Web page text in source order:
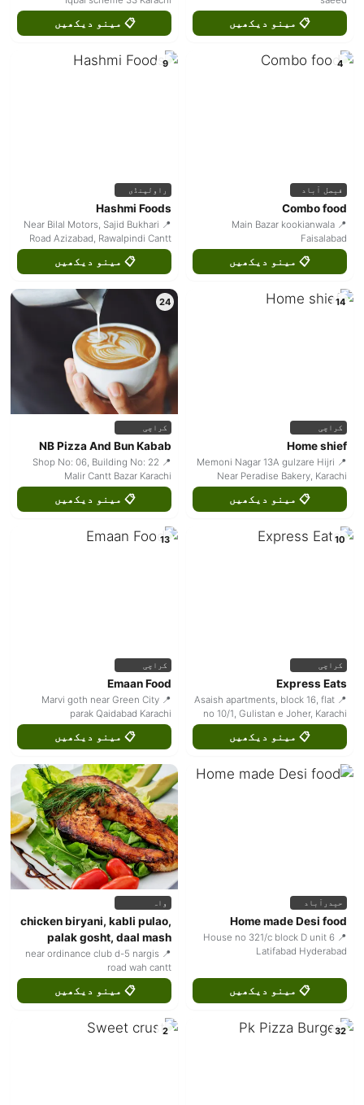
📋 مینو دیکھیں 📋 مینو دیکھیں
4
فیصل آباد
Combo food
📍 Main Bazar kookianwala
Faisalabad
📋 مینو دیکھیں
9
راولپنڈی
Hashmi Foods
📍 Near Bilal Motors, Sajid Bukhari
Road Azizabad, Rawalpindi Cantt
📋 مینو دیکھیں
14
کراچی
Home shief
📍 Memoni Nagar 13A gulzare Hijri
Near Peradise Bakery, Karachi
📋 مینو دیکھیں
24
کراچی
NB Pizza And Bun Kabab
📍 Shop No: 06, Building No: 22
Malir Cantt Bazar Karachi
📋 مینو دیکھیں
10
کراچی
Express Eats
📍 Asaish apartments, block 16, flat
no 10/1, Gulistan e Joher, Karachi
📋 مینو دیکھیں
13
کراچی
Emaan Food
📍 Marvi goth near Green City
parak Qaidabad Karachi
📋 مینو دیکھیں
حیدرآباد
Home made Desi food
📍 House no 321/c block D unit 6
Latifabad Hyderabad
📋 مینو دیکھیں
واہ
chicken biryani, kabli pulao,
palak gosht, daal mash
📍 near ordinance club d-5 nargis
road wah cantt
📋 مینو دیکھیں
32
2